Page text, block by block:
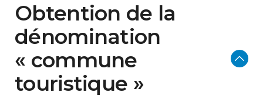
Obtention de la
dénomination
« commune
touristique »